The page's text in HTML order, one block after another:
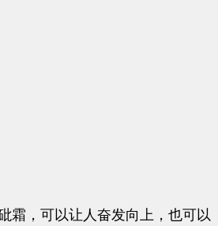
霜，可以让人奋发向上，也可以